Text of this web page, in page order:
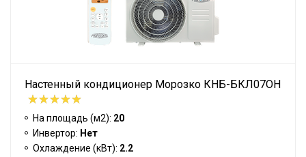
Настенный кондиционер Морозко КНБ-БКЛ07ОН
На площадь (м2): 20
Инвертор: Нет
Охлаждение (кВт): 2.2